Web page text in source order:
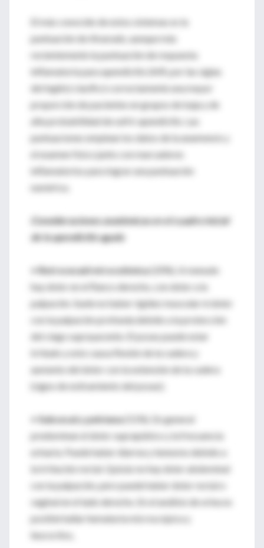
El más conocido de estos sistemas es la
puntuación de Alvarado, aunque más
recientemente la puntuación de respuesta
inflamatoria para apendicitis (AIR, por las siglas
del inglés) clasificó correctamente una mayor
proporción de pacientes en grupos de baja y de
alta probabilidad de sufrir apendicitis. Las
puntuaciones emplean los datos de la anamnesis y
el examen físico junto con marcadores
inflamatorios para lograr una puntuación
numérica.
Consideraciones anatómicas en el cuadro inicial
de la apendicitis aguda
•Retrocecal/retrocolónica (20%). A menudo
hay dolor en el flanco derecho, con dolor a la
palpación. Suele no haber rigidez muscular ni dolor
con la palpación profunda debido a la protección
del ciego suprayacente. El psoas puede estar
irritado y esto causa flexión de la cadera y
aumento del dolor con la extensión de la cadera
(signo de estiramiento del psoas);
Subcecal y pelviana (51%). En general
predominan el dolor suprapúbico y la frecuencia
urinaria. Puede haber diarrea y tenesmo debido a
la irritación rectal. Quizás no hay dolor abdominal
con la palpación, pero puede haber dolor rectal o
vaginal en el lado derecho. En el análisis de orina es
posible hallar hematuria microscópica y
leucocitos,